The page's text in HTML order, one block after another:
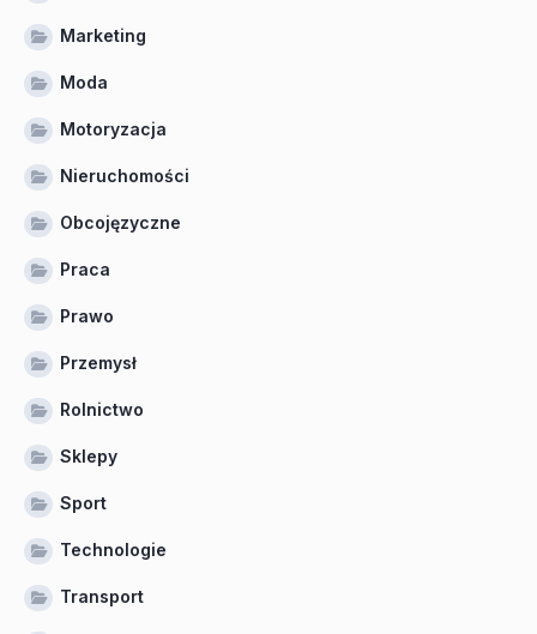
Marketing
Moda
Motoryzacja
Nieruchomości
Obcojęzyczne
Praca
Prawo
Przemysł
Rolnictwo
Sklepy
Sport
Technologie
Transport